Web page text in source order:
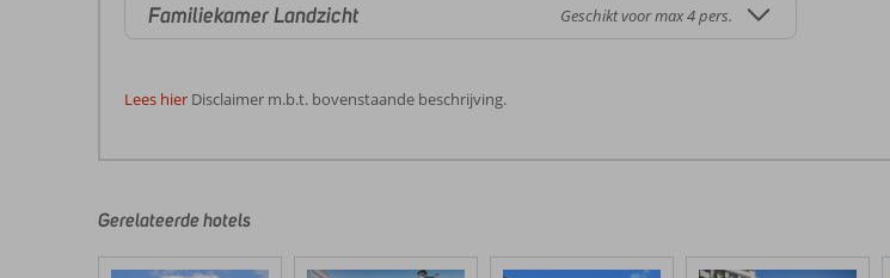
Familiekamer Landzicht Geschikt voor max 4 pers.
Lees hier Disclaimer m.b.t. bovenstaande beschrijving.
door
klanten
Gerelateerde hotels